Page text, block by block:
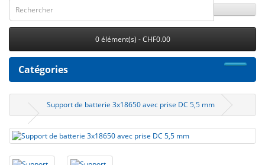
0 élément(s) - CHF0.00
Catégories
Support de batterie 3x18650 avec prise DC 5,5 mm